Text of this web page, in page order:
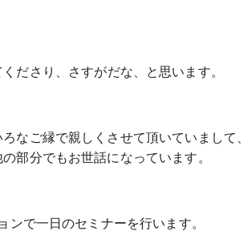
ださり、さすがだな、と思います。
なご縁で親しくさせて頂いていまして、
部分でもお世話になっています。
ンで一日のセミナーを行います。